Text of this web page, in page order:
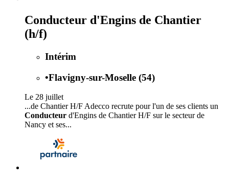
Conducteur d'Engins de Chantier
(h/f)
Intérim
•Flavigny-sur-Moselle (54)
Le 28 juillet
...de Chantier H/F Adecco recrute pour l'un de ses clients un
Conducteur d'Engins de Chantier H/F sur le secteur de
Nancy et ses...